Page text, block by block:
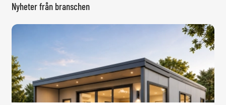
Nyheter från branschen